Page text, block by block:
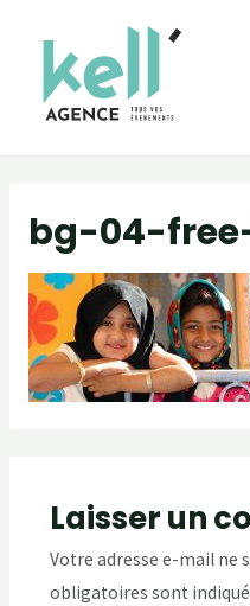
bg-04-
Laisser un
Votre adresse e-mail ne
obligatoires sont